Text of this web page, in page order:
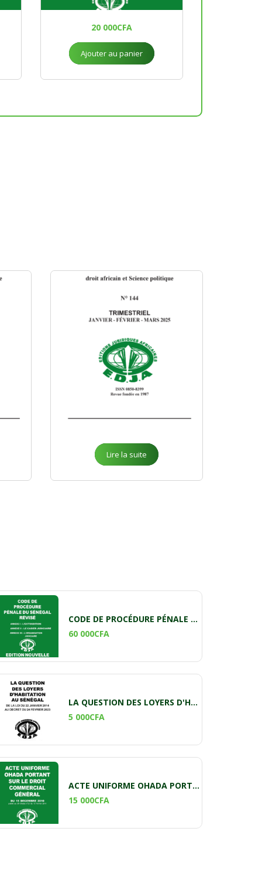
20 000CFA
Ajouter au panier
Lire la suite
CODE DE PROCÉDURE PÉNALE DU SÉNÉGAL RÉVISÉ
60 000CFA
LA QUESTION DES LOYERS D'HABITATION AU SENEGAL 2023
5 000CFA
ACTE UNIFORME OHADA PORTANT SUR LE DROIT COMMERCIAL GÉNÉRAL
15 000CFA